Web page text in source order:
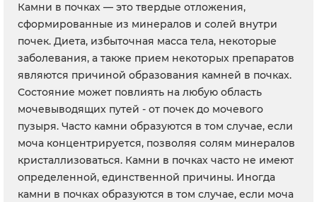
Камни в почках — это твердые отложения,
сформированные из минералов и солей внутри
почек. Диета, избыточная масса тела, некоторые
заболевания, а также прием некоторых препаратов
являются причиной образования камней в почках.
Состояние может повлиять на любую область
мочевыводящих путей - от почек до мочевого
пузыря. Часто камни образуются в том случае, если
моча концентрируется, позволяя солям минералов
кристаллизоваться. Камни в почках часто не имеют
определенной, единственной причины. Иногда
камни в почках образуются в том случае, если моча